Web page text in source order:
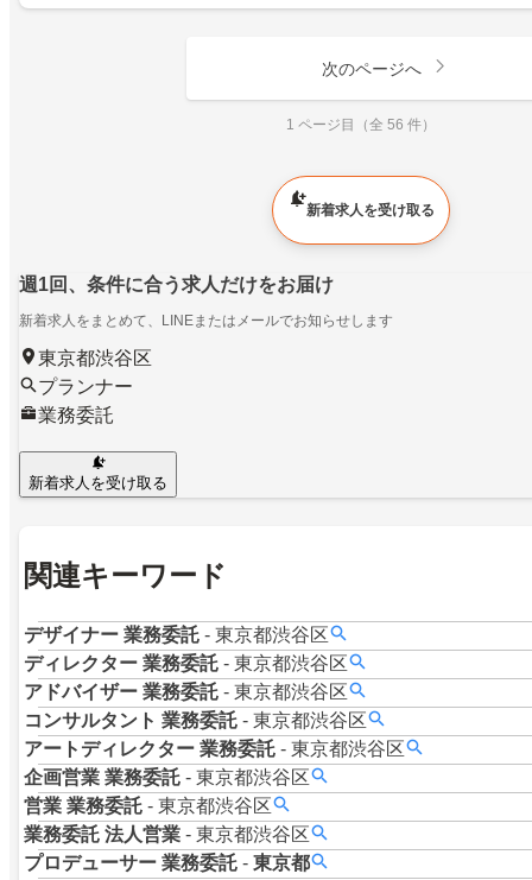
次のページへ
1 ページ目（全 56 件）
新着求人を受け取る
週1回、条件に合う求人だけをお届け
新着求人をまとめて、LINEまたはメールでお知らせします
東京都渋谷区
プランナー
業務委託
新着求人を受け取る
関連キーワード
デザイナー 業務委託 - 東京都渋谷区
ディレクター 業務委託 - 東京都渋谷区
アドバイザー 業務委託 - 東京都渋谷区
コンサルタント 業務委託 - 東京都渋谷区
アートディレクター 業務委託 - 東京都渋谷区
企画営業 業務委託 - 東京都渋谷区
営業 業務委託 - 東京都渋谷区
業務委託 法人営業 - 東京都渋谷区
プロデューサー 業務委託 - 東京都